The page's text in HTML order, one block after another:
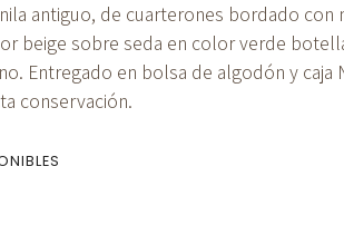
antiguo, de cuarterones bordado con
beige sobre seda en color verde
Entregado en bolsa de algodón y caja
conservación.